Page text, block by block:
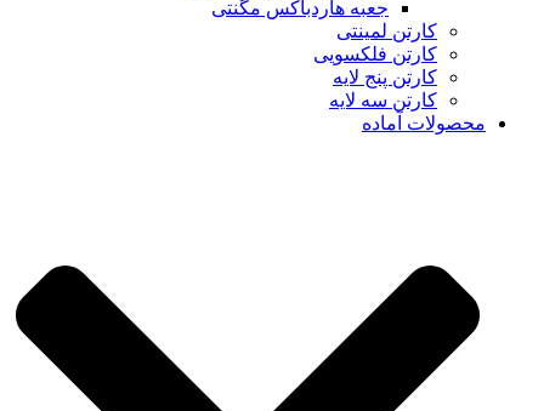
جعبه هاردباکس مگنتی
کارتن لمینتی
کارتن فلکسویی
کارتن پنج لایه
کارتن سه لایه
محصولات آماده